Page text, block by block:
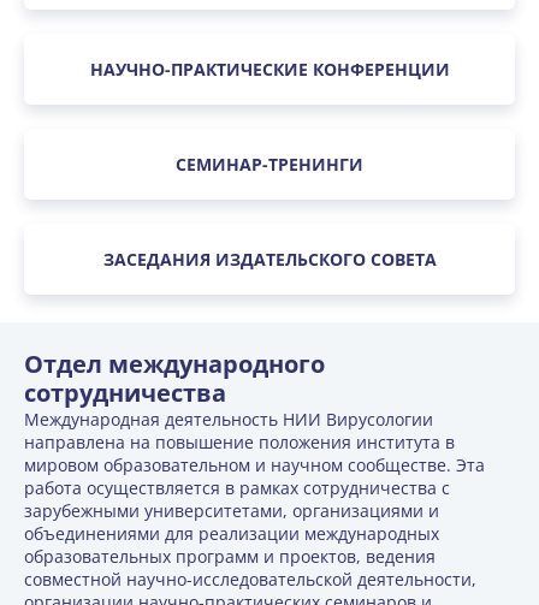
НАУЧНО-ПРАКТИЧЕСКИЕ КОНФЕРЕНЦИИ
СЕМИНАР-ТРЕНИНГИ
ЗАСЕДАНИЯ ИЗДАТЕЛЬСКОГО СОВЕТА
Отдел международного
сотрудничества
Международная деятельность НИИ Вирусологии
направлена на повышение положения института в
мировом образовательном и научном сообществе. Эта
работа осуществляется в рамках сотрудничества с
зарубежными университетами, организациями и
объединениями для реализации международных
образовательных программ и проектов, ведения
совместной научно-исследовательской деятельности,